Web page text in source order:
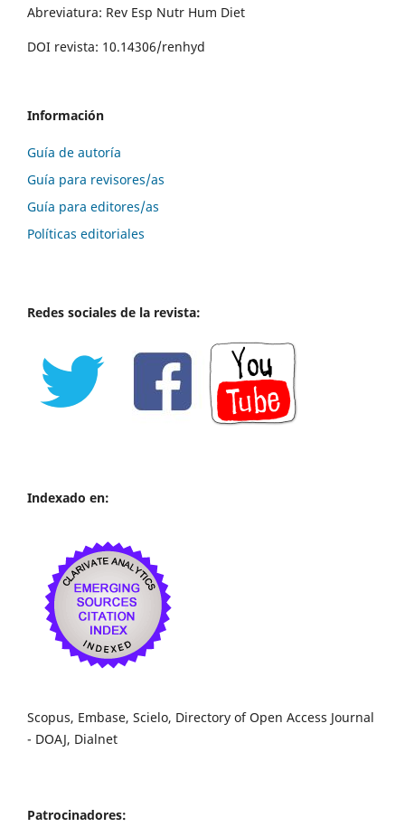
Abreviatura: Rev Esp Nutr Hum Diet
DOI revista: 10.14306/renhyd
Información
Guía de autoría
Guía para revisores/as
Guía para editores/as
Políticas editoriales
Redes sociales de la revista:
Indexado en:
Scopus, Embase, Scielo, Directory of Open Access Journal
- DOAJ, Dialnet
Patrocinadores: